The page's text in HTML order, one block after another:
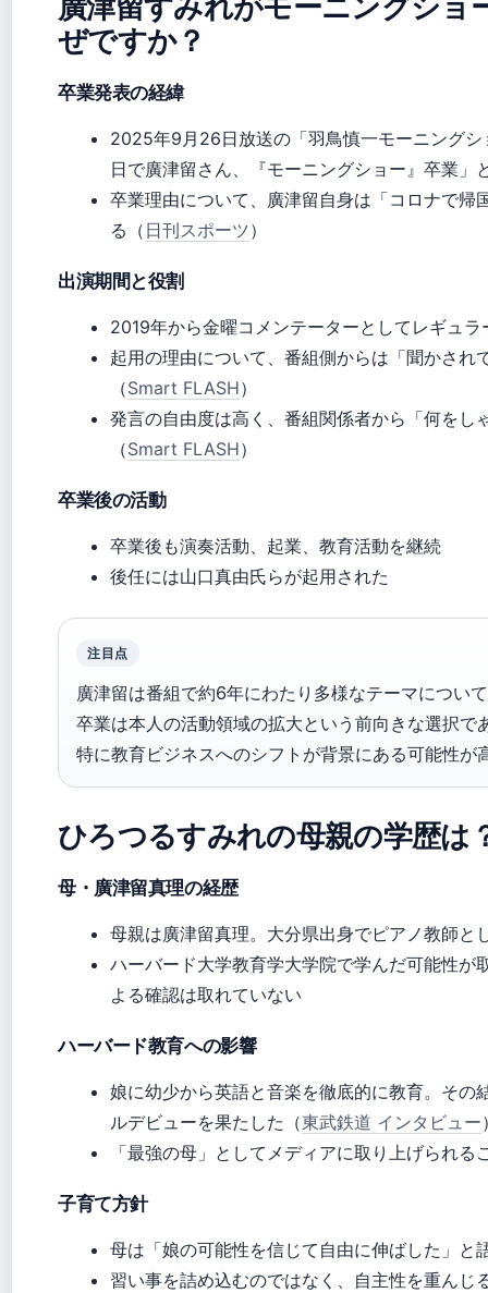
ぜですか？
卒業発表の経緯
2025年9月26日放送の「羽鳥慎一モーニング
日で廣津留さん、『モーニングショー』卒業」
卒業理由について、廣津留自身は「コロナで
る（ 日刊スポーツ）
出演期間と役割
2019年から金曜コメンテーターとしてレギュ
起用の理由について、番組側からは「聞かされ
（Smart FLASH）
発言の自由度は高く、番組関係者から「何をし
（Smart FLASH）
卒業後の活動
卒業後も演奏活動、起業、教育活動を継続
後任には山口真由氏らが起用された
注目点
廣津留は番組で約6年にわたり多様なテーマについ
卒業は本人の活動領域の拡大という前向きな選択で
特に教育ビジネスへのシフトが背景にある可能性が
ひろつるすみれの母親の学歴は
母・廣津留真理の経歴
母親は廣津留真理。大分県出身でピアノ教師と
ハーバード大学教育学大学院で学んだ可能性が
よる確認は取れていない
ハーバード教育への影響
娘に幼少から英語と音楽を徹底的に教育。その
ルデビューを果たした（東武鉄道 インタビュー
「最強の母」としてメディアに取り上げられる
子育て方針
母は「娘の可能性を信じて自由に伸ばした」と
習い事を詰め込むのではなく、自主性を重んじ